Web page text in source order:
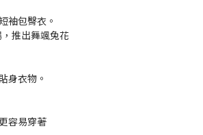
袖包臀衣。
推出舞颯兔花
身衣物。
容易穿著